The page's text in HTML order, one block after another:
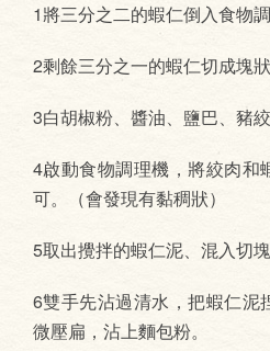
1將三分之二的蝦仁倒入食物調
2剩餘三分之一的蝦仁切成塊狀
3白胡椒粉、醬油、鹽巴、豬
4啟動食物調理機，將絞肉和
可。（會發現有黏稠狀）
5取出攪拌的蝦仁泥、混入切塊
6雙手先沾過清水，把蝦仁泥
微壓扁，沾上麵包粉。